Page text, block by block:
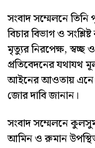
সংবাদ সম্মেলনে তিনি
বিচার বিভাগ ও
মৃত্যুর নিরপেক্ষ, স্বচ্ছ
প্রতিবেদনের যথাযথ
আইনের আওতায় এনে
জোর দাবি জানান।
সংবাদ সম্মেলনে
আমিন ও রুমান